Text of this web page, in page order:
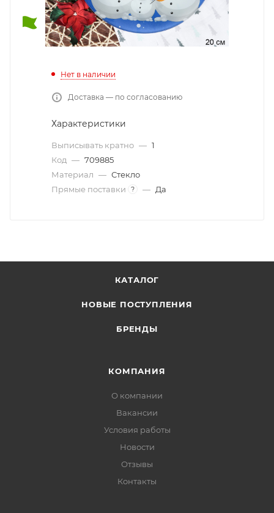
Нет в наличии
Доставка — по согласованию
Характеристики
Выписывать кратно — 1
Код — 709885
Материал — Стекло
Прямые поставки
? — Да
КАТАЛОГ
НОВЫЕ ПОСТУПЛЕНИЯ
БРЕНДЫ
КОМПАНИЯ
О компании
Вакансии
Условия работы
Новости
Отзывы
Контакты